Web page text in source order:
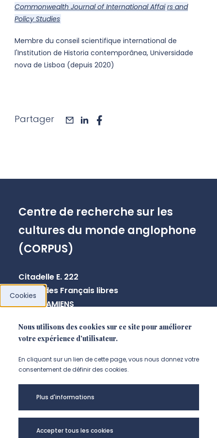
Commonwealth Journal of International Affai rs and
Policy Studies
Membre du conseil scientifique international de
l'Institution de Historia contemporânea, Universidade
nova de Lisboa (depuis 2020)
Partager maillinkedin
Centre de recherche sur les
cultures du monde anglophone
(CORPUS)
Citadelle E. 222
10 rue des Français libres
80080 AMIENS
NOUS CONTACTER
Cookies
Nous utilisons des cookies sur ce site pour améliorer
votre expérience d'utilisateur.
En cliquant sur un lien de cette page, vous nous donnez votre
consentement de définir des cookies.
Plus d'informations
Accepter tous les cookies